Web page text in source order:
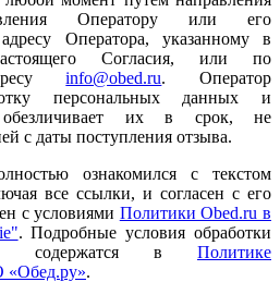
Оператору или его
Оператора, указанному в
Согласия, или по
info@obed.ru. Оператор
персональных данных и
их в срок, не
с даты поступления отзыва.
ознакомился с текстом
все ссылки, и согласен с его
с условиями Политики Obed.ru в
. Подробные условия обработки
содержатся в Политике
«Обед.ру».